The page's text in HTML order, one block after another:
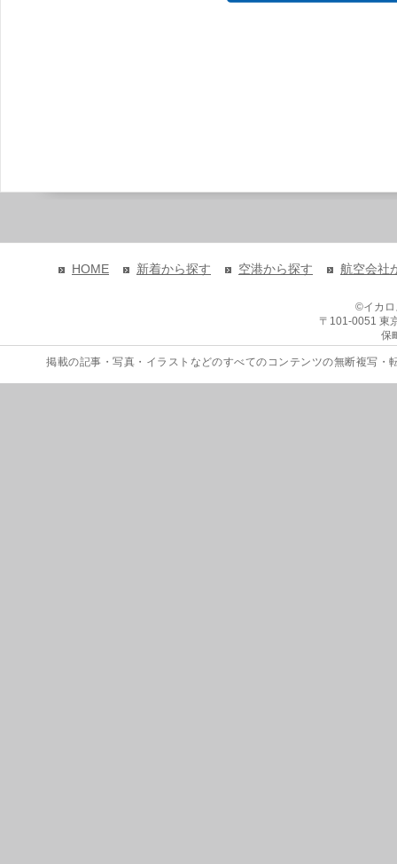
HOME 新着から探す 空港から探す 航空会社
©イカ
〒101-0051 東
保
掲載の記事・写真・イラストなどのすべてのコンテンツの無断複